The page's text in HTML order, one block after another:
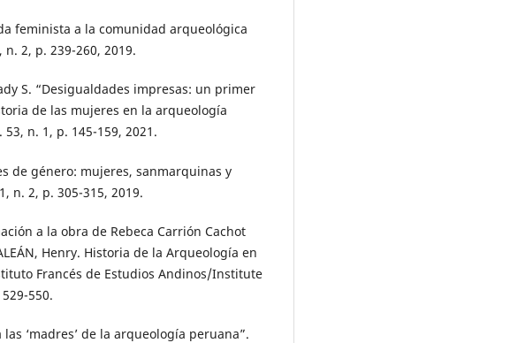
feminista a la comunidad arqueológica
2, p. 239-260, 2019.
S. “Desigualdades impresas: un primer
de las mujeres en la arqueología
n. 1, p. 145-159, 2021.
de género: mujeres, sanmarquinas y
n. 2, p. 305-315, 2019.
a la obra de Rebeca Carrión Cachot
Henry. Historia de la Arqueología en
Francés de Estudios Andinos/Institute
550.
‘madres’ de la arqueología peruana”.